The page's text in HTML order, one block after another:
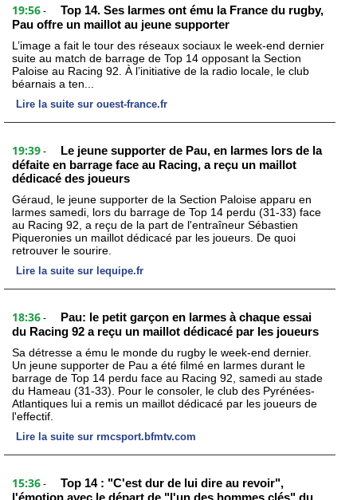
19:56 -
Top 14. Ses larmes ont ému la France du rugby,
Pau offre un maillot au jeune supporter
L’image a fait le tour des réseaux sociaux le week-end dernier
suite au match de barrage de Top 14 opposant la Section
Paloise au Racing 92. À l’initiative de la radio locale, le club
béarnais a ten...
Lire la suite sur ouest-france.fr
19:39 -
Le jeune supporter de Pau, en larmes lors de la
défaite en barrage face au Racing, a reçu un maillot
dédicacé des joueurs
Géraud, le jeune supporter de la Section Paloise apparu en
larmes samedi, lors du barrage de Top 14 perdu (31-33) face
au Racing 92, a reçu de la part de l'entraîneur Sébastien
Piqueronies un maillot dédicacé par les joueurs. De quoi
retrouver le sourire.
Lire la suite sur lequipe.fr
18:36 -
Pau: le petit garçon en larmes à chaque essai
du Racing 92 a reçu un maillot dédicacé par les joueurs
Sa détresse a ému le monde du rugby le week-end dernier.
Un jeune supporter de Pau a été filmé en larmes durant le
barrage de Top 14 perdu face au Racing 92, samedi au stade
du Hameau (31-33). Pour le consoler, le club des Pyrénées-
Atlantiques lui a remis un maillot dédicacé par les joueurs de
l'effectif.
Lire la suite sur rmcsport.bfmtv.com
15:36 -
Top 14 : "C'est dur de lui dire au revoir",
l'émotion avec le départ de "l'un des hommes clés" du